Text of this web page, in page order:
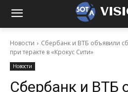
Новости
Сбербанк и ВТБ объявили
при теракте в «Крокус Сити»
Новости
Сбербанк и ВТБ